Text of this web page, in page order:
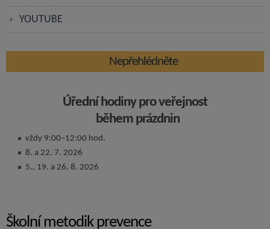
YOUTUBE
Nepřehlédněte
Úřední hodiny pro veřejnost
během prázdnin
vždy 9:00–12:00 hod.
8. a 22. 7. 2026
5., 19. a 26. 8. 2026
Školní metodik prevence